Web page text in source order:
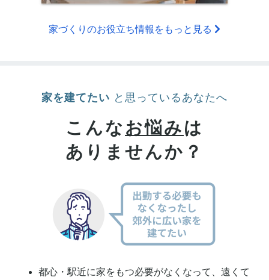
家づくりのお役立ち情報をもっと見る
家を建てたい と思っているあなたへ
こんな お悩みは
ありませんか？
都心・駅近に家をもつ必要がなくなって、遠くて